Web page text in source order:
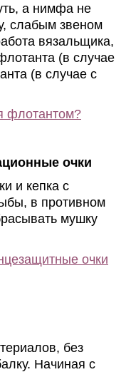
а нимфа не
слабым звеном
вязальщика,
(в случае
(в случае с
флотантом?
очки
и кепка с
в противном
мушку
очки
без
Начиная с